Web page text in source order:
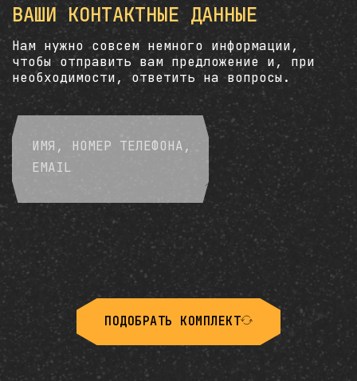
ВАШИ КОНТАКТНЫЕ ДАННЫЕ
Нам нужно совсем немного информации,
чтобы отправить вам предложение и, при
необходимости, ответить на вопросы.
ПОДОБРАТЬ КОМПЛЕКТ